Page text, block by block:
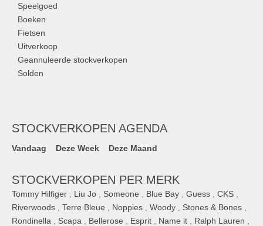
Speelgoed
Boeken
Fietsen
Uitverkoop
Geannuleerde stockverkopen
Solden
STOCKVERKOPEN AGENDA
Vandaag Deze Week Deze Maand
STOCKVERKOPEN PER MERK
Tommy Hilfiger Liu Jo Someone Blue Bay Guess CKS
Riverwoods
Terre Bleue Noppies Woody Stones & Bones
Rondinella
Scapa Bellerose Esprit Name it Ralph Lauren